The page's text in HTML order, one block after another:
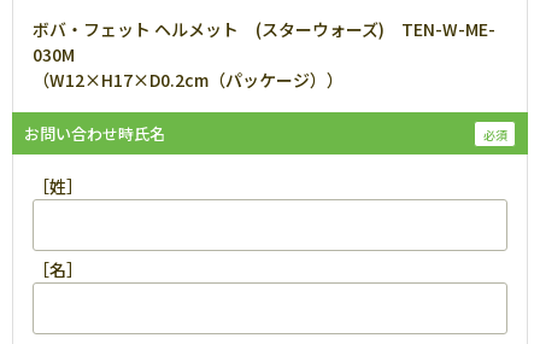
ボバ・フェット ヘルメット (スターウォーズ) TEN-W-ME-
030M
（W12×H17×D0.2cm（パッケージ））
お問い合わせ時氏名
［姓］
［名］